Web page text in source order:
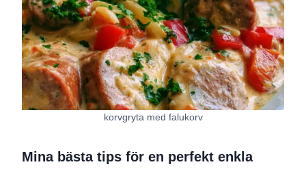
korvgryta med falukorv
Mina bästa tips för en perfekt enkla